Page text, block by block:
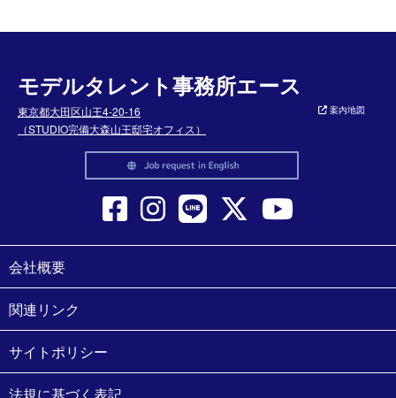
モデルタレント事務所エース
東京都大田区山王4-20-16
（STUDIO完備大森山王邸宅オフィス）
案内地図
会社概要
関連リンク
サイトポリシー